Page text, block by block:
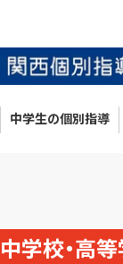
中学生の個別指導
学校・高